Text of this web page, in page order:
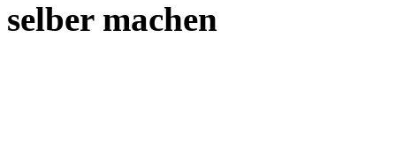
selber machen